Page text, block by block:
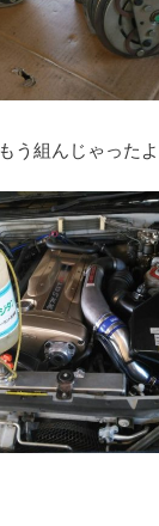
う組んじゃった